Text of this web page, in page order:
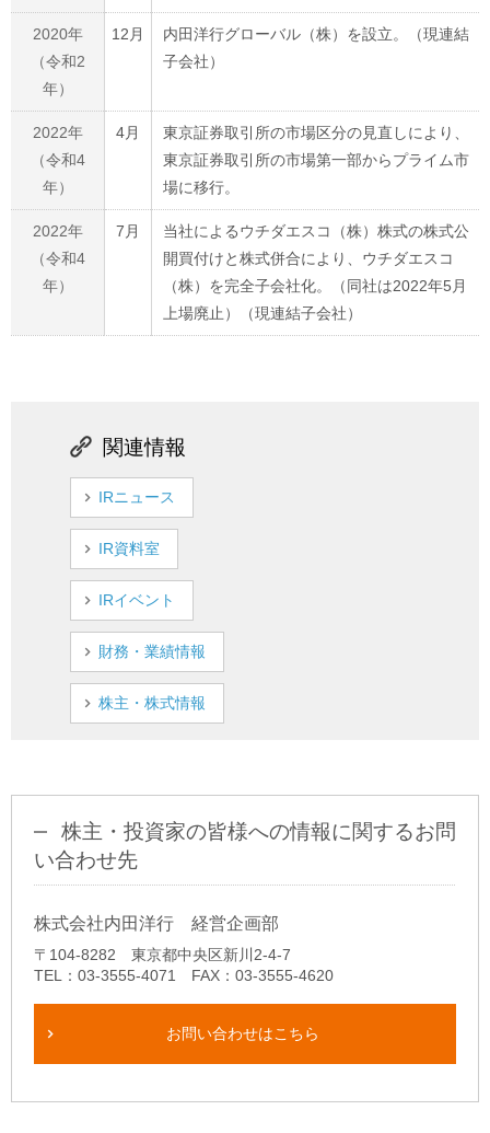
2020年
（令和2
年）
12月
内田洋行グローバル（株）を設立。（現連結
子会社）
2022年
（令和4
年）
4月
東京証券取引所の市場区分の見直しにより、
東京証券取引所の市場第一部からプライム市
場に移行。
2022年
（令和4
年）
7月
当社によるウチダエスコ（株）株式の株式公
開買付けと株式併合により、ウチダエスコ
（株）を完全子会社化。（同社は2022年5月
上場廃止）（現連結子会社）
関連情報
IRニュース
IR資料室
IRイベント
財務・業績情報
株主・株式情報
株主・投資家の皆様への情報に関するお問
い合わせ先
株式会社内田洋行 経営企画部
〒104-8282 東京都中央区新川2-4-7
TEL：03-3555-4071 FAX：03-3555-4620
お問い合わせはこちら